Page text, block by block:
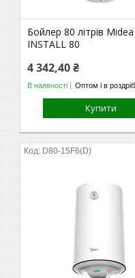
Бойлер 80 літрів Midea
INSTALL 80
4 342,40 ₴
В наявності Оптом і в роздріб
Купити
D80-15F6(D)